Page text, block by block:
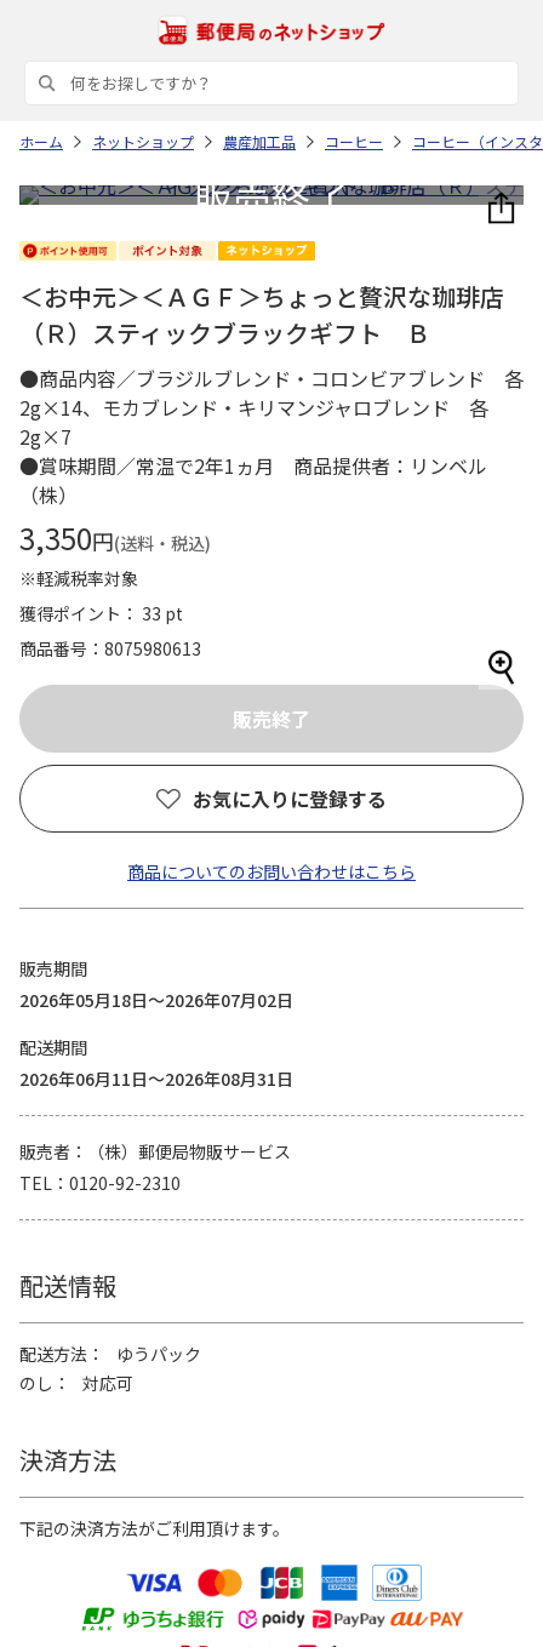
ホーム ネットショップ 農産加工品 コーヒー コーヒー（インス
＜お中元＞＜ＡＧＦ＞ちょっと贅沢な珈琲店
（Ｒ）スティックブラックギフト Ｂ
●商品内容／ブラジルブレンド・コロンビアブレンド 各
2g×14、モカブレンド・キリマンジャロブレンド 各
2g×7
●賞味期間／常温で2年1ヵ月 商品提供者：リンベル
（株）
3,350円(送料・税込)
※軽減税率対象
獲得ポイント： 33 pt
商品番号
8075980613
お気に入りに登録する
商品についてのお問い合わせはこちら
販売期間
2026年05月18日～2026年07月02日
配送期間
2026年06月11日～2026年08月31日
販売者
（株）郵便局物販サービス
TEL
0120-92-2310
配送情報
配送方法
ゆうパック
のし
対応可
決済方法
下記の決済方法がご利用頂けます。